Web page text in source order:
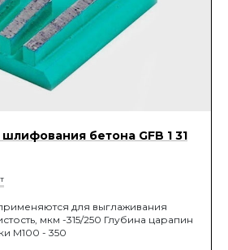
бетона GFB 1 31
для выглаживания
мкм -315/250 Глубина царапин
М100 - 350